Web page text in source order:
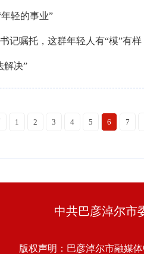
轻的事业”
记嘱托，这群年轻人有“模”有样
解决”
1 2 3 4 5 6 7
中共巴彦淖尔市
版权声明：巴彦淖尔市融媒